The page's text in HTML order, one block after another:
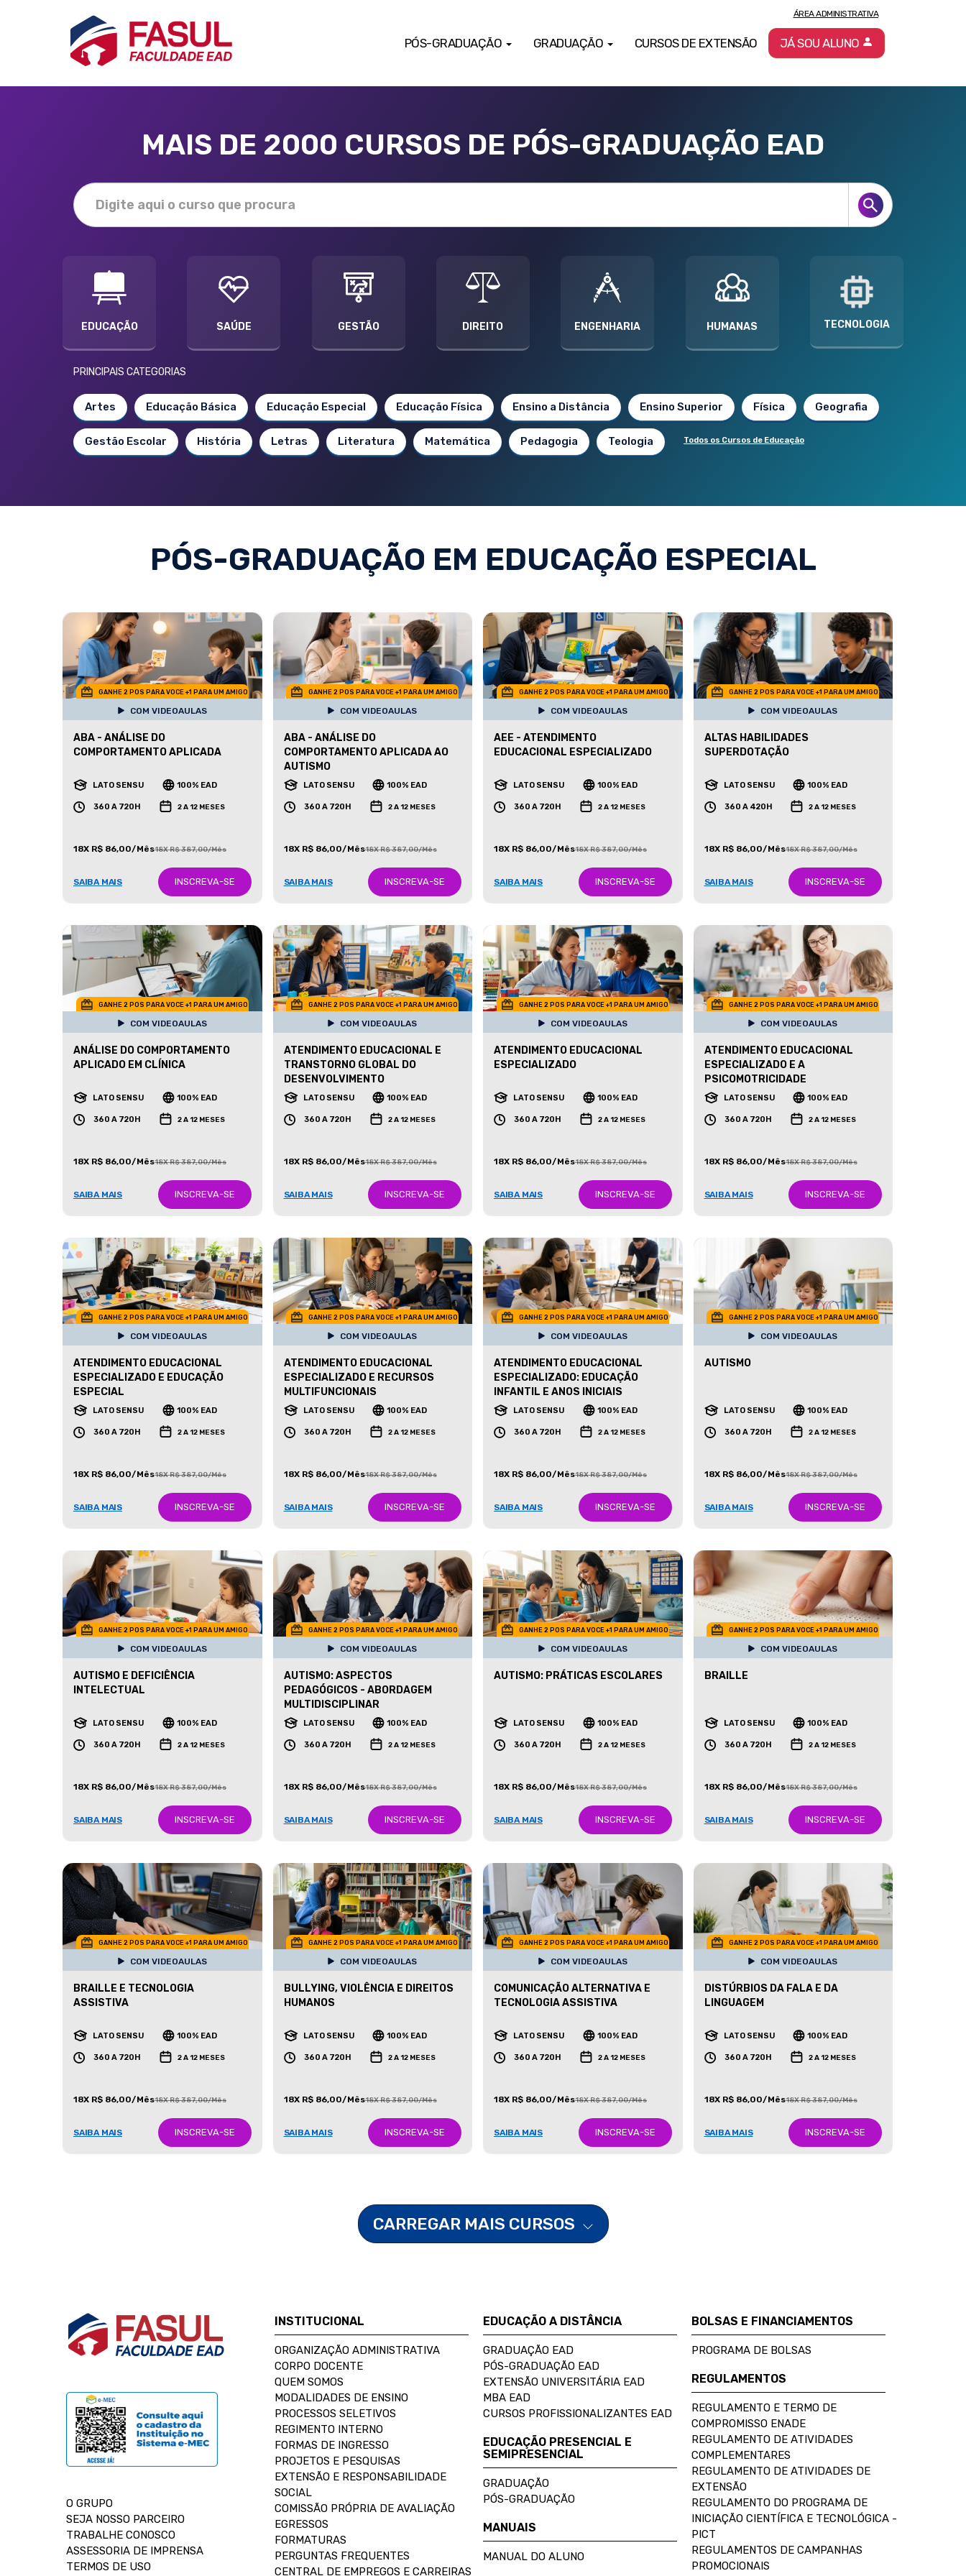
PÓS-GRADUAÇÃO GRADUAÇÃO CURSOS DE EXTENSÃO
ÁREA ADMINISTRATIVA
JÁ SOU ALUNO
MAIS DE 2000 CURSOS DE PÓS-GRADUAÇÃO EAD
EDUCAÇÃO SAÚDE GESTÃO DIREITO ENGENHARIA HUMANAS TECNOLOGIA
PRINCIPAIS CATEGORIAS
Artes Educação Básica Educação Especial Educação Física Ensino a Distância Ensino Superior Física Geografia
Gestão Escolar História Letras Literatura Matemática Pedagogia Teologia Todos os Cursos de Educação
PÓS-GRADUAÇÃO EM EDUCAÇÃO ESPECIAL
GANHE 2 POS PARA VOCE +1 PARA UM AMIGO
COM VIDEOAULAS
ABA - ANÁLISE DO
COMPORTAMENTO APLICADA
LATO SENSU 100% EAD
360 A 720H 2 A 12 MESES
18X R$ 86,00/Mês18X R$ 387,00/Mês
SAIBA MAIS INSCREVA-SE
GANHE 2 POS PARA VOCE +1 PARA UM AMIGO
COM VIDEOAULAS
ABA - ANÁLISE DO
COMPORTAMENTO APLICADA AO
AUTISMO
LATO SENSU 100% EAD
360 A 720H 2 A 12 MESES
18X R$ 86,00/Mês18X R$ 387,00/Mês
SAIBA MAIS INSCREVA-SE
GANHE 2 POS PARA VOCE +1 PARA UM AMIGO
COM VIDEOAULAS
AEE - ATENDIMENTO
EDUCACIONAL ESPECIALIZADO
LATO SENSU 100% EAD
360 A 720H 2 A 12 MESES
18X R$ 86,00/Mês18X R$ 387,00/Mês
SAIBA MAIS INSCREVA-SE
GANHE 2 POS PARA VOCE +1 PARA UM AMIGO
COM VIDEOAULAS
ALTAS HABILIDADES
SUPERDOTAÇÃO
LATO SENSU 100% EAD
360 A 420H 2 A 12 MESES
18X R$ 86,00/Mês18X R$ 387,00/Mês
SAIBA MAIS INSCREVA-SE
GANHE 2 POS PARA VOCE +1 PARA UM AMIGO
COM VIDEOAULAS
ANÁLISE DO COMPORTAMENTO
APLICADO EM CLÍNICA
LATO SENSU 100% EAD
360 A 720H 2 A 12 MESES
18X R$ 86,00/Mês18X R$ 387,00/Mês
SAIBA MAIS INSCREVA-SE
GANHE 2 POS PARA VOCE +1 PARA UM AMIGO
COM VIDEOAULAS
ATENDIMENTO EDUCACIONAL E
TRANSTORNO GLOBAL DO
DESENVOLVIMENTO
LATO SENSU 100% EAD
360 A 720H 2 A 12 MESES
18X R$ 86,00/Mês18X R$ 387,00/Mês
SAIBA MAIS INSCREVA-SE
GANHE 2 POS PARA VOCE +1 PARA UM AMIGO
COM VIDEOAULAS
ATENDIMENTO EDUCACIONAL
ESPECIALIZADO
LATO SENSU 100% EAD
360 A 720H 2 A 12 MESES
18X R$ 86,00/Mês18X R$ 387,00/Mês
SAIBA MAIS INSCREVA-SE
GANHE 2 POS PARA VOCE +1 PARA UM AMIGO
COM VIDEOAULAS
ATENDIMENTO EDUCACIONAL
ESPECIALIZADO E A
PSICOMOTRICIDADE
LATO SENSU 100% EAD
360 A 720H 2 A 12 MESES
18X R$ 86,00/Mês18X R$ 387,00/Mês
SAIBA MAIS INSCREVA-SE
GANHE 2 POS PARA VOCE +1 PARA UM AMIGO
COM VIDEOAULAS
ATENDIMENTO EDUCACIONAL
ESPECIALIZADO E EDUCAÇÃO
ESPECIAL
LATO SENSU 100% EAD
360 A 720H 2 A 12 MESES
18X R$ 86,00/Mês18X R$ 387,00/Mês
SAIBA MAIS INSCREVA-SE
GANHE 2 POS PARA VOCE +1 PARA UM AMIGO
COM VIDEOAULAS
ATENDIMENTO EDUCACIONAL
ESPECIALIZADO E RECURSOS
MULTIFUNCIONAIS
LATO SENSU 100% EAD
360 A 720H 2 A 12 MESES
18X R$ 86,00/Mês18X R$ 387,00/Mês
SAIBA MAIS INSCREVA-SE
GANHE 2 POS PARA VOCE +1 PARA UM AMIGO
COM VIDEOAULAS
ATENDIMENTO EDUCACIONAL
ESPECIALIZADO: EDUCAÇÃO
INFANTIL E ANOS INICIAIS
LATO SENSU 100% EAD
360 A 720H 2 A 12 MESES
18X R$ 86,00/Mês18X R$ 387,00/Mês
SAIBA MAIS INSCREVA-SE
GANHE 2 POS PARA VOCE +1 PARA UM AMIGO
COM VIDEOAULAS
AUTISMO
LATO SENSU 100% EAD
360 A 720H 2 A 12 MESES
18X R$ 86,00/Mês18X R$ 387,00/Mês
SAIBA MAIS INSCREVA-SE
GANHE 2 POS PARA VOCE +1 PARA UM AMIGO
COM VIDEOAULAS
AUTISMO E DEFICIÊNCIA
INTELECTUAL
LATO SENSU 100% EAD
360 A 720H 2 A 12 MESES
18X R$ 86,00/Mês18X R$ 387,00/Mês
SAIBA MAIS INSCREVA-SE
GANHE 2 POS PARA VOCE +1 PARA UM AMIGO
COM VIDEOAULAS
AUTISMO: ASPECTOS
PEDAGÓGICOS - ABORDAGEM
MULTIDISCIPLINAR
LATO SENSU 100% EAD
360 A 720H 2 A 12 MESES
18X R$ 86,00/Mês18X R$ 387,00/Mês
SAIBA MAIS INSCREVA-SE
GANHE 2 POS PARA VOCE +1 PARA UM AMIGO
COM VIDEOAULAS
AUTISMO: PRÁTICAS ESCOLARES
LATO SENSU 100% EAD
360 A 720H 2 A 12 MESES
18X R$ 86,00/Mês18X R$ 387,00/Mês
SAIBA MAIS INSCREVA-SE
GANHE 2 POS PARA VOCE +1 PARA UM AMIGO
COM VIDEOAULAS
BRAILLE
LATO SENSU 100% EAD
360 A 720H 2 A 12 MESES
18X R$ 86,00/Mês18X R$ 387,00/Mês
SAIBA MAIS INSCREVA-SE
GANHE 2 POS PARA VOCE +1 PARA UM AMIGO
COM VIDEOAULAS
BRAILLE E TECNOLOGIA
ASSISTIVA
LATO SENSU 100% EAD
360 A 720H 2 A 12 MESES
18X R$ 86,00/Mês18X R$ 387,00/Mês
SAIBA MAIS INSCREVA-SE
GANHE 2 POS PARA VOCE +1 PARA UM AMIGO
COM VIDEOAULAS
BULLYING, VIOLÊNCIA E DIREITOS
HUMANOS
LATO SENSU 100% EAD
360 A 720H 2 A 12 MESES
18X R$ 86,00/Mês18X R$ 387,00/Mês
SAIBA MAIS INSCREVA-SE
GANHE 2 POS PARA VOCE +1 PARA UM AMIGO
COM VIDEOAULAS
COMUNICAÇÃO ALTERNATIVA E
TECNOLOGIA ASSISTIVA
LATO SENSU 100% EAD
360 A 720H 2 A 12 MESES
18X R$ 86,00/Mês18X R$ 387,00/Mês
SAIBA MAIS INSCREVA-SE
GANHE 2 POS PARA VOCE +1 PARA UM AMIGO
COM VIDEOAULAS
DISTÚRBIOS DA FALA E DA
LINGUAGEM
LATO SENSU 100% EAD
360 A 720H 2 A 12 MESES
18X R$ 86,00/Mês18X R$ 387,00/Mês
SAIBA MAIS INSCREVA-SE
CARREGAR MAIS CURSOS
O GRUPO
SEJA NOSSO PARCEIRO
TRABALHE CONOSCO
ASSESSORIA DE IMPRENSA
TERMOS DE USO
INSTITUCIONAL
ORGANIZAÇÃO ADMINISTRATIVA
CORPO DOCENTE
QUEM SOMOS
MODALIDADES DE ENSINO
PROCESSOS SELETIVOS
REGIMENTO INTERNO
FORMAS DE INGRESSO
PROJETOS E PESQUISAS
EXTENSÃO E RESPONSABILIDADE
SOCIAL
COMISSÃO PRÓPRIA DE AVALIAÇÃO
EGRESSOS
FORMATURAS
PERGUNTAS FREQUENTES
CENTRAL DE EMPREGOS E CARREIRAS
EDUCAÇÃO A DISTÂNCIA
GRADUAÇÃO EAD
PÓS-GRADUAÇÃO EAD
EXTENSÃO UNIVERSITÁRIA EAD
MBA EAD
CURSOS PROFISSIONALIZANTES EAD
EDUCAÇÃO PRESENCIAL E
SEMIPRESENCIAL
GRADUAÇÃO
PÓS-GRADUAÇÃO
MANUAIS
MANUAL DO ALUNO
BOLSAS E FINANCIAMENTOS
PROGRAMA DE BOLSAS
REGULAMENTOS
REGULAMENTO E TERMO DE
COMPROMISSO ENADE
REGULAMENTO DE ATIVIDADES
COMPLEMENTARES
REGULAMENTO DE ATIVIDADES DE
EXTENSÃO
REGULAMENTO DO PROGRAMA DE
INICIAÇÃO CIENTÍFICA E TECNOLÓGICA -
PICT
REGULAMENTOS DE CAMPANHAS
PROMOCIONAIS